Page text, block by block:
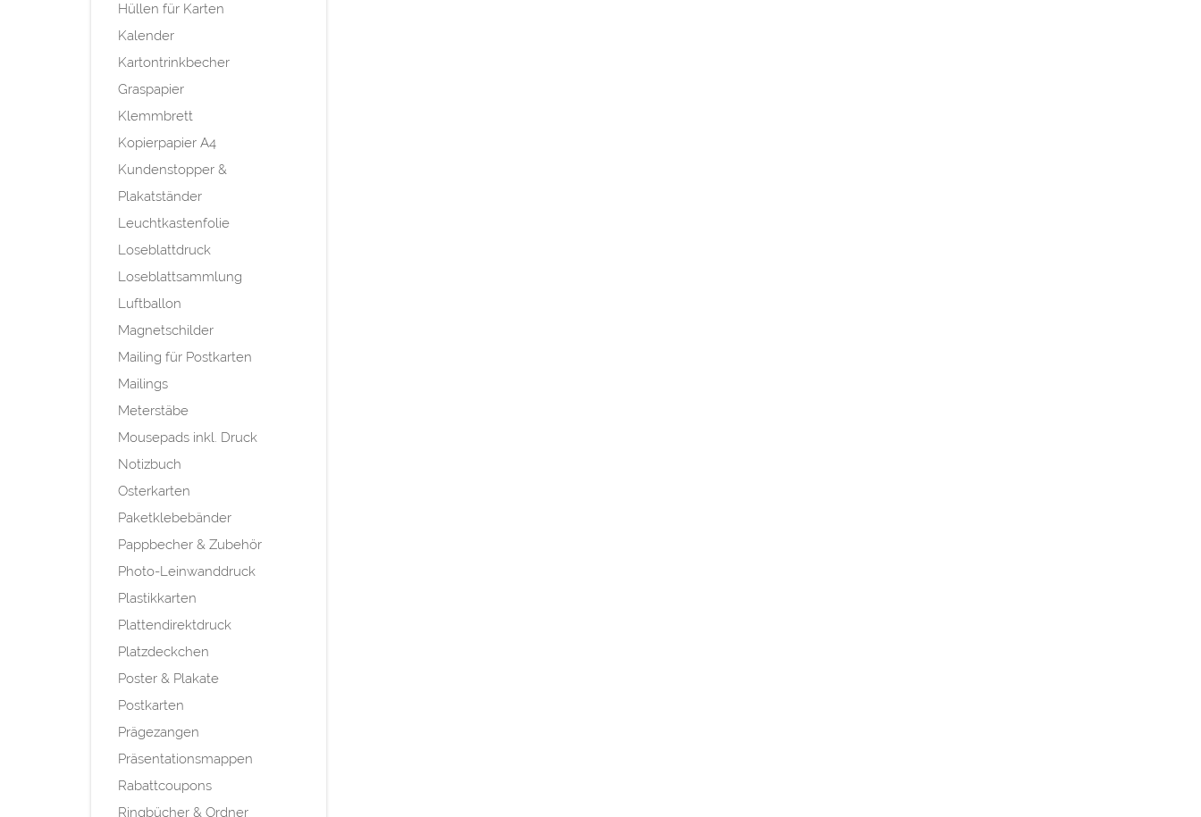
Hüllen für Karten
Kalender
Kartontrinkbecher
Graspapier
Klemmbrett
Kopierpapier A4
Kundenstopper &
Plakatständer
Leuchtkastenfolie
Loseblattdruck
Loseblattsammlung
Luftballon
Magnetschilder
Mailing für Postkarten
Mailings
Meterstäbe
Mousepads inkl. Druck
Notizbuch
Osterkarten
Paketklebebänder
Pappbecher & Zubehör
Photo-Leinwanddruck
Plastikkarten
Plattendirektdruck
Platzdeckchen
Poster & Plakate
Postkarten
Prägezangen
Präsentationsmappen
Rabattcoupons
Ringbücher & Ordner